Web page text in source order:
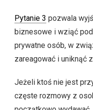
Pytanie 3 pozwala
biznesowe i wziąć
prywatne osób, w
zareagować i uniknąć
Jeżeli ktoś nie jest
częste rozmowy z